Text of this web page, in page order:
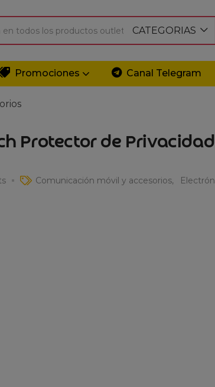
CATEGORIAS
Promociones Canal Telegram
Protector de
Comunicación móvil y accesorios